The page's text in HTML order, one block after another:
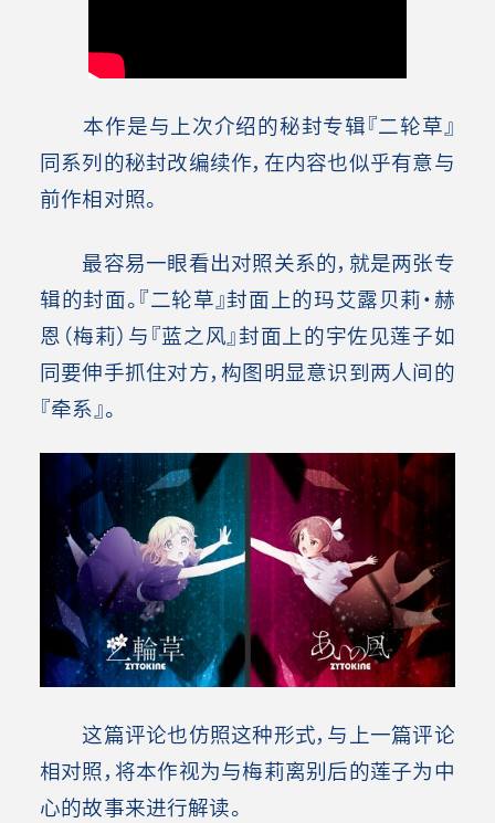
本作是与上次介绍的秘封专辑『二轮草』
同系列的秘封改编续作，在内容也似乎有意与
前作相对照。
最容易一眼看出对照关系的，就是两张专
辑的封面。『二轮草』封面上的玛艾露贝莉·赫
恩（梅莉）与『蓝之风』封面上的宇佐见莲子如
同要伸手抓住对方，构图明显意识到两人间的
『牵系』。
这篇评论也仿照这种形式，与上一篇评论
相对照，将本作视为与梅莉离别后的莲子为中
心的故事来进行解读。